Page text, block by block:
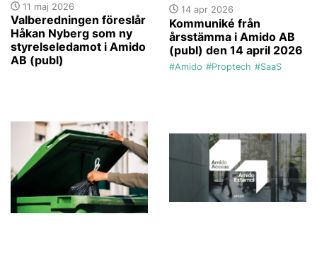
11 maj 2026
Valberedningen föreslår
Håkan Nyberg som ny
styrelseledamot i Amido
AB (publ)
14 apr 2026
Kommuniké från
årsstämma i Amido AB
(publ) den 14 april 2026
#Amido #Proptech #SaaS